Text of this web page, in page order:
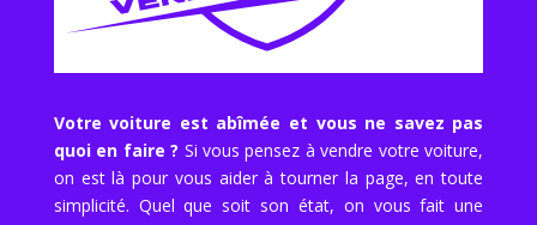
Votre voiture est abîmée et vous ne savez pas
quoi en faire ? Si vous pensez à vendre votre voiture,
on est là pour vous aider à tourner la page, en toute
simplicité. Quel que soit son état, on vous fait une